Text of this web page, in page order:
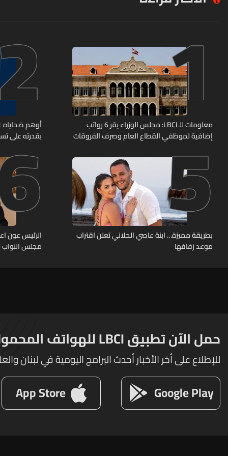
1
معلومات للـLBCI: مجلس الوزراء يقر 6 رواتب
إضافية لموظفي القطاع العام وصرف الفروقات
أوهم ضحاياه
بقدرته على
5
بطريقة مميزة… ابنة عاصي الحلاني تعلن اقتراب
موعد زفافها
الرئيس عون
مجلس النواب
حمل الآن تطبيق LBCI للهواتف المحمولة
للإطلاع على أخر الأخبار أحدث البرامج اليومية في لبنان
Google Play
App Store